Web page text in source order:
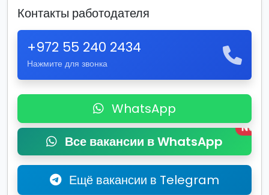
Контакты работодателя
+972 55 240 2434
Нажмите для звонка
WhatsApp
Все вакансии в WhatsApp
New
Ещё вакансии в Telegram